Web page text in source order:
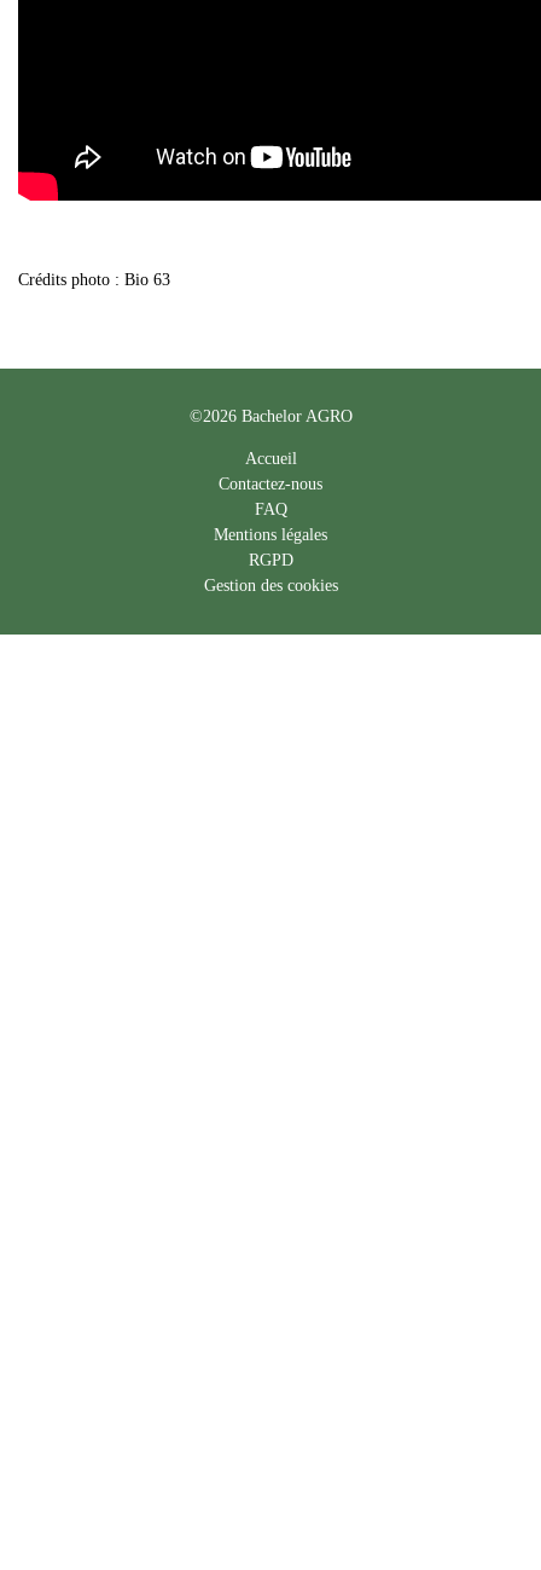
Crédits photo : Bio 63
©2026 Bachelor AGRO
Accueil
Contactez-nous
FAQ
Mentions légales
RGPD
Gestion des cookies